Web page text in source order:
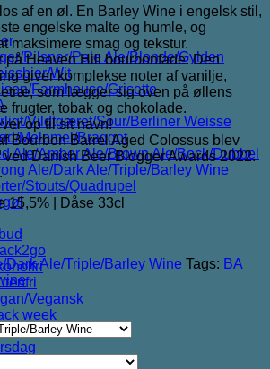
Pilsner/Pale Ale/Blonde/Gylden
Wit
Farmhouse/Grisette
Vildtgæret/Sour/Berliner Weisse
Melomel/Braggot
Ale/Amber Ale/Brown Ale/Bock/Dubbel
Ale/Dark Ale/Triple/Barley Wine
Stouts/Quadrupel
Vegansk
week
af en øl. En Barley Wine i engelsk stil,
engelske malte og humle, og
maksimere smag og tekstur.
på Heaven Hill bourbonfade. Den
giver komplekse noter af vanilje,
som lægger sig oven på øllens
frugter, tobak og chokolade.
op til sit navn!
Bourbon Barrel Aged Colossus blev
ved Danish Beer Blogger Awards 2022.
15,5% | Dåse 33cl
Dark Ale/Triple/Barley Wine Tags: BA